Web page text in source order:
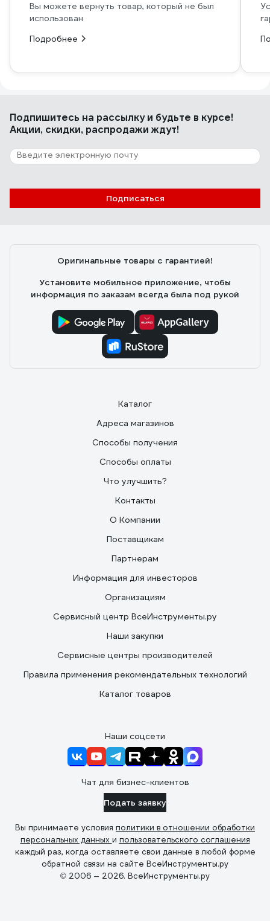
Вы можете вернуть товар, который не был
использован
Подробнее
Подпишитесь на рассылкуи будьте в курсе!
Акции, скидки, распродажи ждут!
Подписаться
Оригинальные товары с гарантией!
Установите мобильное приложение, чтобы
информация по заказам всегда была под рукой
Каталог
Адреса магазинов
Способы получения
Способы оплаты
Что улучшить?
Контакты
О Компании
Поставщикам
Партнерам
Информация для инвесторов
Организациям
Сервисный центр ВсеИнструменты.ру
Наши закупки
Сервисные центры производителей
Правила применения рекомендательных технологий
Каталог товаров
Наши соцсети
Чат для бизнес-клиентов
Подать заявку
Вы принимаете условия политики в отношении обработки
персональных данных и пользовательского соглашения
каждый раз, когда оставляете свои данные в любой форме
обратной связи на сайте ВсеИнструменты.ру
© 2006 — 2026. ВсеИнструменты.ру